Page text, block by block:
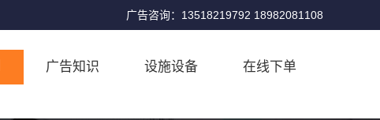
广告咨询：13518219792 18982081108
广告知识 设施设备 在线下单